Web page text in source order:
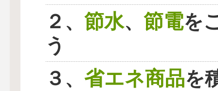
２、 節水、 節電を
う
３、 省エネ商品を